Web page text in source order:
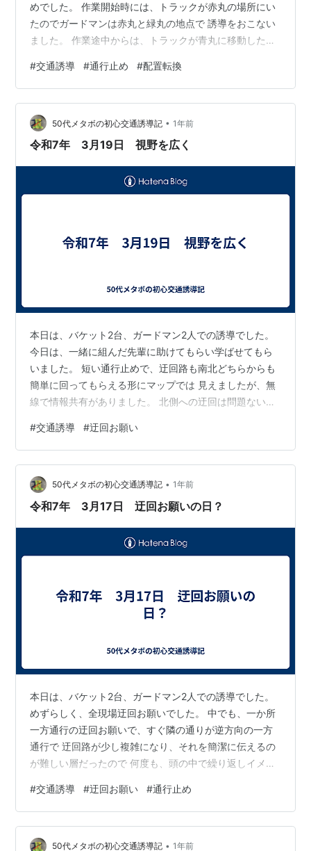
めでした。 作業開始時には、トラックが赤丸の場所にい
たのでガードマンは赤丸と緑丸の地点で 誘導をおこない
ました。 作業途中からは、トラックが青丸に移動したの
こないました。 今回は前日から現場が分っていたため
に、シュミレーションを行い 予め配置返還について打ち
合わせが行えていたのでスムースでしたが 初見でいきな
り配置についた際も、作業を観ながら配置転換の事も イ
メージ出来るようにしていきたいですね。 明日はお休み
#交通誘導 #通行止め #配置転換
50代メタボの初心交通誘導記 • 1年前
令和7年 3月19日 視野を広く
本日は、バケット2台、ガードマン2人での誘導でした。
今日は、一緒に組んだ先輩に助けてもらい学ばせてもら
いました。 短い通行止めで、迂回路も南北どちらからも
簡単に回ってもらえる形にマップでは 見えましたが、無
線で情報共有がありました。 北側への迂回は問題ない
ため 南側への迂回時は3本目のコンビニ手前の道をお使
い迂回してもらうように 案内するのが好ましいとの事で
した。 私には、そこまで見て判断する事は出来ないとい
うか、意識がなかったので まことに勉強になりました。
これからは自分でも意識できるように、していきたいで
#交通誘導 #迂回お願い
50代メタボの初心交通誘導記 • 1年前
令和7年 3月17日 迂回お願いの日？
本日は、バケット2台、ガードマン2人での誘導でした。
めずらしく、全現場迂回お願いでした。 中でも、一か所
一方通行の迂回お願いで、すぐ隣の通りが逆方向の一方
通行で 迂回路が少し複雑になり、それを簡潔に伝えるの
が難しい層だったので 何度も、頭の中で繰り返しイメー
をご承諾いたけたので本当に良かったです。 車が止まっ
た際に、間髪入れずにスムースにお願いしないと、クレ
ームになりやすいと 思っているので、練習は大事です
ね。 明日も、ご安全をお祈りします。
#交通誘導 #迂回お願い #通行止め
50代メタボの初心交通誘導記 • 1年前